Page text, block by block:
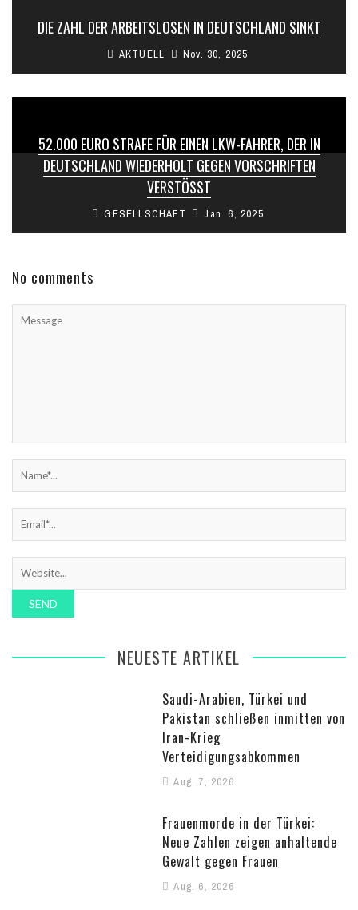
DIE ZAHL DER ARBEITSLOSEN IN DEUTSCHLAND SINKT
AKTUELL Nov. 30, 2025
52.000 EURO STRAFE FÜR EINEN LKW-FAHRER, DER IN
DEUTSCHLAND WIEDERHOLT GEGEN VORSCHRIFTEN
VERSTÖSST
GESELLSCHAFT Jan. 6, 2025
No comments
NEUESTE ARTIKEL
Saudi-Arabien, Türkei und
Pakistan schließen inmitten von
Iran-Krieg
Verteidigungsabkommen
Aug. 7, 2026
Frauenmorde in der Türkei:
Neue Zahlen zeigen anhaltende
Gewalt gegen Frauen
Aug. 6, 2026